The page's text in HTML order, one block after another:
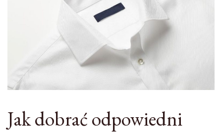
Jak dobrać odpowiedni